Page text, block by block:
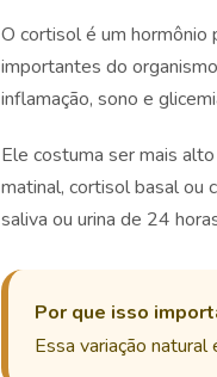
O cortisol é um hormônio
importantes do
inflamação, sono e
Ele costuma ser mais
matinal, cortisol basal ou
saliva ou urina de 24
Por que isso
Essa variação